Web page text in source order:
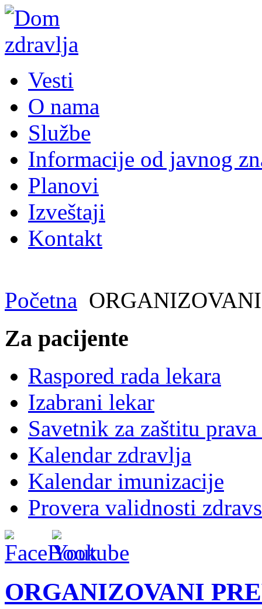
Vesti
O nama
Službe
Informacije od javnog
Planovi
Izveštaji
Kontakt
Početna
Za pacijente
Raspored rada lekara
Izabrani lekar
Savetnik za zaštitu
Kalendar zdravlja
Kalendar imunizacije
Provera validnosti
ORGANIZOVANI